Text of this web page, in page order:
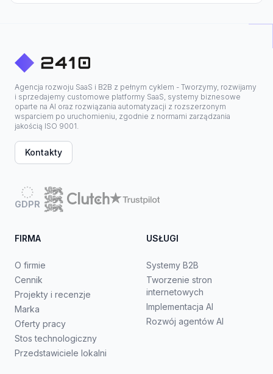
Agencja rozwoju SaaS i B2B z pełnym cyklem - Tworzymy, rozwijamy
i sprzedajemy customowe platformy SaaS, systemy biznesowe
oparte na AI oraz rozwiązania automatyzacji z rozszerzonym
wsparciem po uruchomieniu, zgodnie z normami zarządzania
jakością ISO 9001.
Kontakty
GDPR
FIRMA
O firmie
Cennik
Projekty i recenzje
Marka
Oferty pracy
Stos technologiczny
Przedstawiciele lokalni
USŁUGI
Systemy B2B
Tworzenie stron
internetowych
Implementacja AI
Rozwój agentów AI